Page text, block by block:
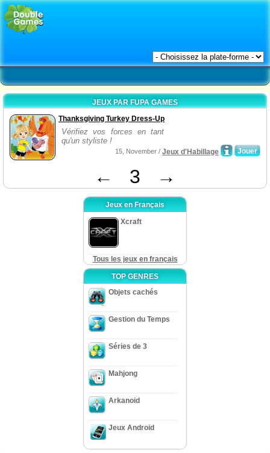
JEUX PAR FUPA GAMES
Thanksgiving Turkey Dress-Up
Vérifiez vos forces en tant
qu'un styliste !
Jouer
15, November / Jeux d'Habillage
← 3 →
Jeux en Français
Xcraft
Tous les jeux en français
TOP GENRES
Objets cachés
Gestion du Temps
Séries de 3
Mahjong
Arkanoid
Jeux Android